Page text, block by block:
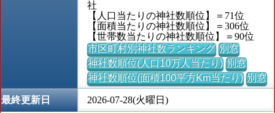
社
【人口当たりの神社数順位】＝71位
【面積当たりの神社数順位】＝306位
【世帯数当たりの神社数順位】＝90位
市区町村別神社数ランキング 別窓
神社数順位(人口10万人当たり) 別窓
神社数順位(面積100平方Km当たり) 別窓
最終更新日
2026-07-28(火曜日)